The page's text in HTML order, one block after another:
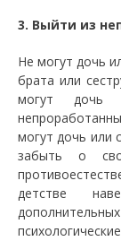
3. Выйти из
Не могут дочь
брата или
могут дочь
могут дочь или
забыть о
детстве